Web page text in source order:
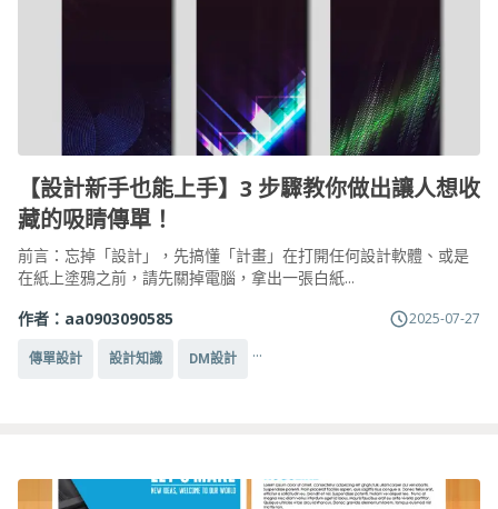
【設計新手也能上手】3 步驟教你做出讓人想收
藏的吸睛傳單！
前言：忘掉「設計」，先搞懂「計畫」在打開任何設計軟體、或是
在紙上塗鴉之前，請先關掉電腦，拿出一張白紙...
作者： aa0903090585 2025-07-27
傳單設計 設計知識 DM設計 ...